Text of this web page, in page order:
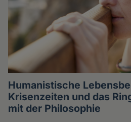
Humanistische
Krisenzeiten und das
mit der Philosophie